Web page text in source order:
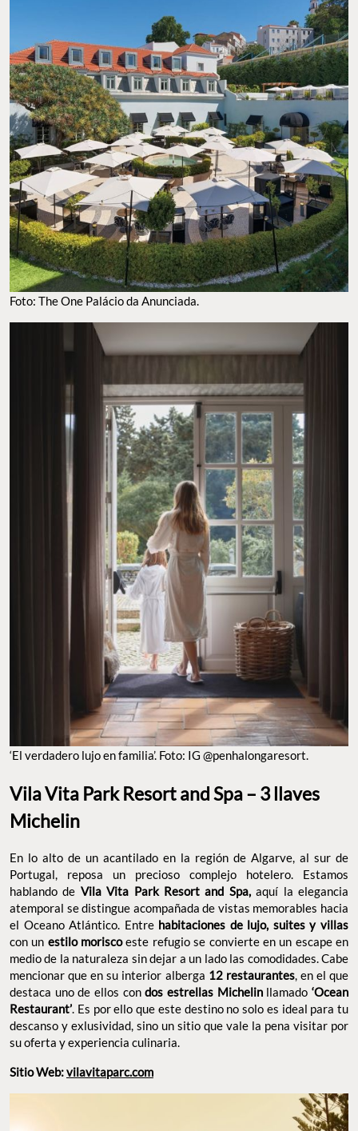
Foto: The One Palácio da Anunciada.
‘El verdadero lujo en familia’. Foto: IG @penhalongaresort.
Vila Vita Park Resort and Spa – 3 llaves
Michelin
En lo alto de un acantilado en la región de Algarve, al sur de
Portugal, reposa un precioso complejo hotelero. Estamos
hablando de Vila Vita Park Resort and Spa,aquí la elegancia
atemporal se distingue acompañada de vistas memorables hacia
el Oceano Atlántico. Entre habitaciones de lujo, suites y villas
con un estilo moriscoeste refugio se convierte en un escape en
medio de la naturaleza sin dejar a un lado las comodidades. Cabe
mencionar que en su interior alberga 12 restaurantes, en el que
destaca uno de ellos condos estrellas Michelin llamado‘Ocean
Restaurant’ . Es por ello que este destino no solo es ideal para tu
descanso y exlusividad, sino un sitio que vale la pena visitar por
su oferta y experiencia culinaria.
Sitio Web:vilavitaparc.com